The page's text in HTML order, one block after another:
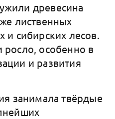
древесина
лиственных
и сибирских лесов.
росло, особенно в
и развития
занимала твёрдые